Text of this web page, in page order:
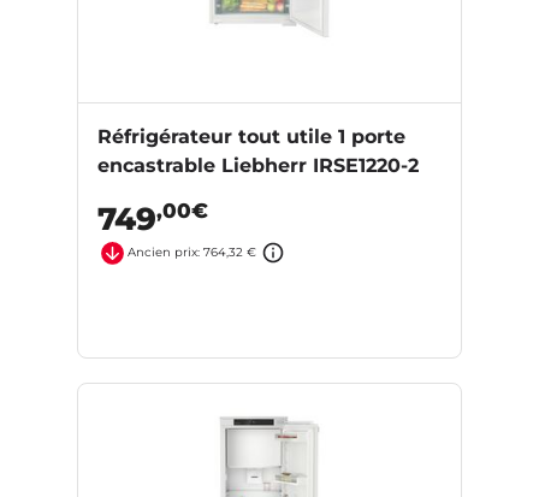
Réfrigérateur tout utile 1 porte
encastrable Liebherr IRSE1220-2
749,00€
Ancien prix: 764,32 €